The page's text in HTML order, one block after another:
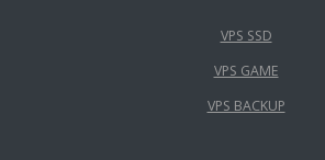
VPS SSD
VPS GAME
VPS BACKUP